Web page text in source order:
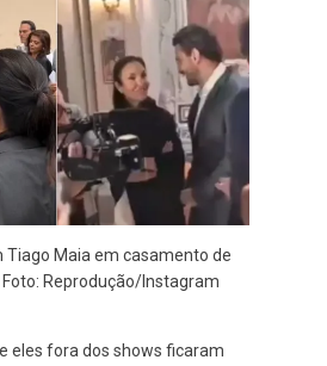
Tiago Maia em casamento de
Reprodução/Instagram
eles fora dos shows ficaram